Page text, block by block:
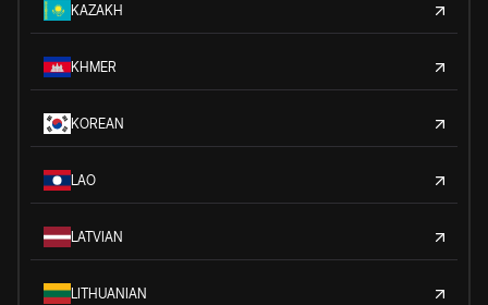
KAZAKH
KHMER
KOREAN
LAO
LATVIAN
LITHUANIAN